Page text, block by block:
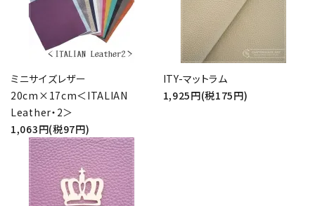
ミニサイズレザー
20cm×17cm＜ITALIAN
Leather・2＞
1,063円(税97円)
ITY-マットラム
1,925円(税175円)